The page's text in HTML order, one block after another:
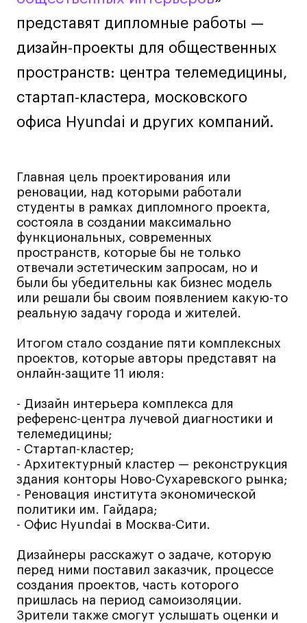
Навыки предпринимателя и управленца
Онлайн
Маркетинг и генерация лидов
Искусство
Фотография
Очно + онлайн
Техникум
Специалист кино- и медиапродакшена
Графический дизайнер
Цифровой маркетолог
Технолог-конструктор одежды
Коммерческий фотограф
Все программы
Для школьников
Интенсивы
Среднесрочные
Долгосрочные
Все программы
Новости
События
Блог
Преподаватели
Лицензии и аккредитации
представят дипломные работы —
дизайн-проекты для общественных
пространств: центра телемедицины,
стартап-кластера, московского
офиса Hyundai и других компаний.
Главная цель проектирования или
реновации, над которыми работали
студенты в рамках дипломного проекта,
состояла в создании максимально
функциональных, современных
пространств, которые бы не только
отвечали эстетическим запросам, но и
были бы убедительны как бизнес модель
или решали бы своим появлением какую-то
реальную задачу города и жителей.
Итогом стало создание пяти комплексных
проектов, которые авторы представят на
онлайн-защите 11 июля:
- Дизайн интерьера комплекса для
референс-центра лучевой диагностики и
телемедицины;
- Стартап-кластер;
- Архитектурный кластер — реконструкция
здания конторы Ново-Сухаревского рынка;
- Реновация института экономической
политики им. Гайдара;
- Офис Hyundai в Москва-Сити.
Дизайнеры расскажут о задаче, которую
перед ними поставил заказчик, процессе
создания проектов, часть которого
пришлась на период самоизоляции.
Зрители также смогут услышать оценки и